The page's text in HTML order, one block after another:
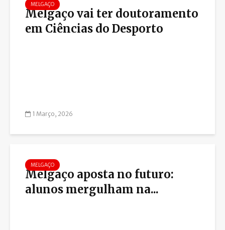
MELGAÇO
Melgaço vai ter doutoramento
em Ciências do Desporto
1 Março, 2026
MELGAÇO
Melgaço aposta no futuro:
alunos mergulham na...